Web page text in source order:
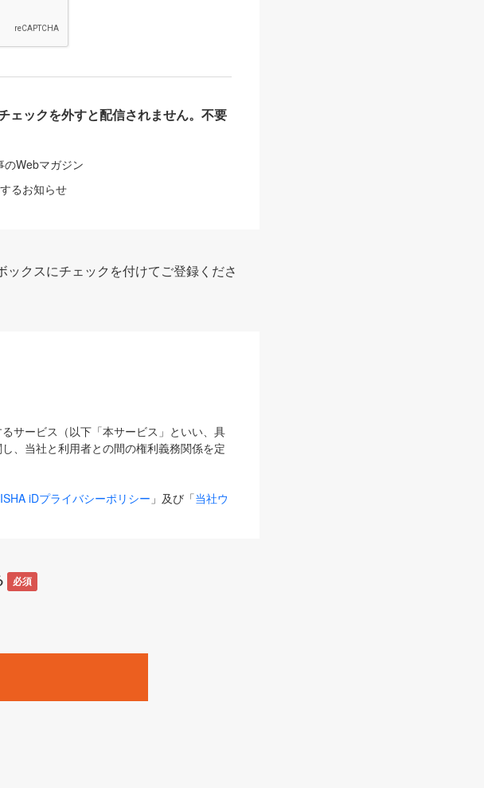
ェックを外すと配信されません。不要
のWebマガジン
るお知らせ
クスにチェックを付けてご登録くださ
サービス（以下「本サービス」といい、具
、当社と利用者との間の権利義務関係を定
iDプライバシーポリシー 」及び「当社ウ
が変更された場合、変更後のサービスを含
ャンペーンをいいます。
」「ECzine」「Biz/Zine」「HRzine」
必須